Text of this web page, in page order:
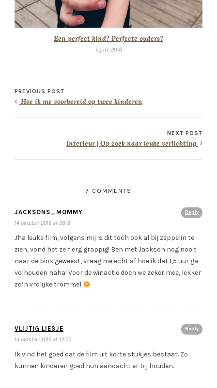
Een perfect kind? Perfecte ouders?
2 juni 2018
PREVIOUS POST
Hoe ik me voorbereid op twee kinderen
NEXT POST
Interieur | Op zoek naar leuke verlichting
7 COMMENTS
Reply
JACKSONS_MOMMY
14 oktober 2016 at 08:31
Jha leuke film, volgens mij is dit toch ook al bij zeppelin te
zien, vond het zelf erg grappig! Ben met Jackson nog nooit
naar de bios geweest, vraag me echt af hoe ik dat 1,5 uur ga
volhouden haha! Voor de winactie doen we zeker mee, lekker
zo’n vrolijke trommel
Reply
VLIJTIG LIESJE
14 oktober 2016 at 12:03
Ik vind het goed dat de film uit korte stukjes bestaat. Zo
kunnen kinderen goed hun aandacht er bij houden.